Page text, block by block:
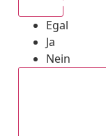
Egal
Ja
Nein